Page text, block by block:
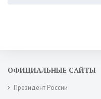
ОФИЦИАЛЬНЫЕ САЙТЫ
Президент России